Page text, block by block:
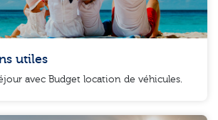
utiles
avec Budget location de véhicules.